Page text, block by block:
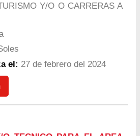
Y/O O CARRERAS A
el: 27 de febrero del 2024